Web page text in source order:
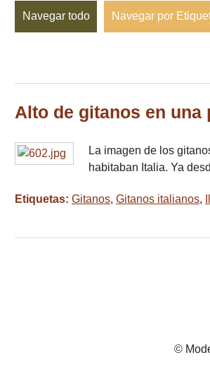
Navegar todo Navegar por
Alto de gitanos en una
La imagen de los
habitaban Italia. Ya
Etiquetas: Gitanos, Gitanos italianos,
©